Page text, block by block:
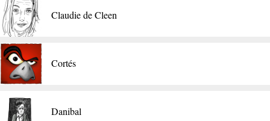
Claudie de Cleen
Cortés
Danibal